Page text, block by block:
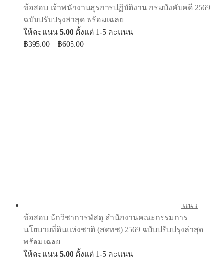
ข้อสอบ เจ้าพนักงานธุรการปฏิบัติงาน กรมบังคับคดี 2569
ฉบับปรับปรุงล่าสุด พร้อมเฉลย
ให้คะแนน 5.00 ตั้งแต่ 1-5 คะแนน
฿395.00 – ฿605.00Price
แนว
ข้อสอบ นักวิชาการพัสดุ สำนักงานคณะกรรมการ
นโยบายที่ดินแห่งชาติ (สดทช) 2569 ฉบับปรับปรุงล่าสุด
พร้อมเฉลย
ให้คะแนน 5.00 ตั้งแต่ 1-5 คะแนน